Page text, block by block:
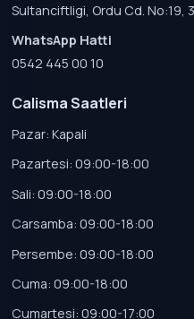
Sultanciftligi, Ordu Cd.
WhatsApp Hatti
0542 445 00 10
Calisma Saatleri
Pazar: Kapali
Pazartesi: 09:00-18:00
Sali: 09:00-18:00
Carsamba: 09:00-18:00
Persembe: 09:00-18:00
Cuma: 09:00-18:00
Cumartesi: 09:00-17:00